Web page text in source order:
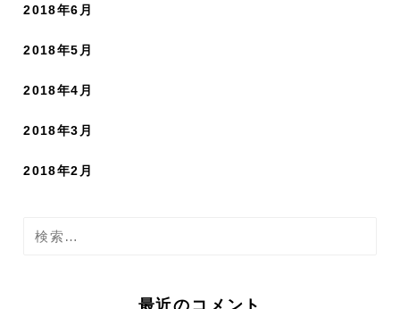
2018年6月
2018年5月
2018年4月
2018年3月
2018年2月
検